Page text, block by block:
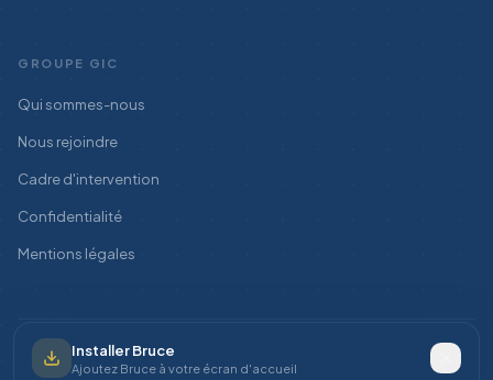
GROUPE GIC
Qui sommes-nous
Nous rejoindre
Cadre d'intervention
Confidentialité
Mentions légales
©2026GIC Environnement — Tous droits réservés.
Brochure pro (PDF)
Installer Bruce
Ajoutez Bruce à votre écran d'accueil